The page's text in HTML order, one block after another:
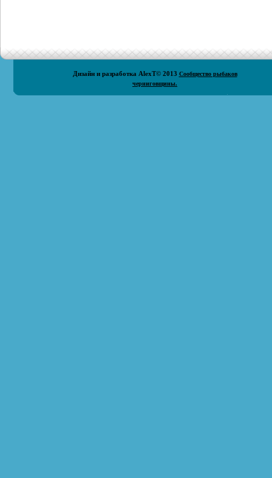
Дизайн и разработка AlexT© 2013 Сообщество рыбаков
черниговщины.